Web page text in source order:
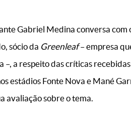
Gabriel Medina conversa com
sócio da Greenleaf– empresa
–, a respeito das críticas
estádios Fonte Nova e Mané
avaliação sobre o tema.